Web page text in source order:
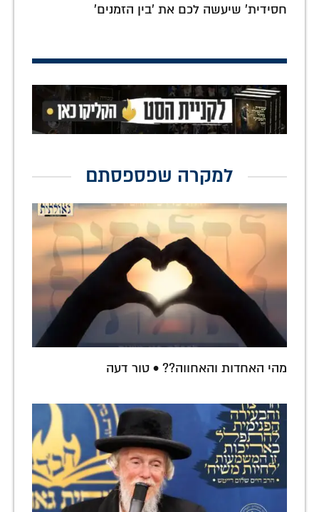
חסידית' שיעשה לכם את 'בין הזמנים'
למקרה שפספסתם
מהי האחדות והאחווה?? • טור דעה